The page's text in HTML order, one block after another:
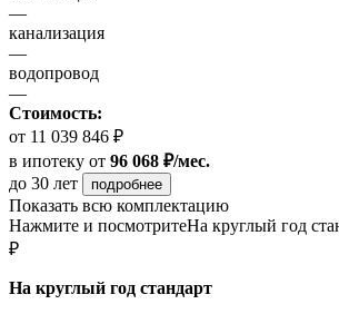
—
канализация
—
водопровод
—
Стоимость:
от 11 039 846 ₽
в ипотеку от 96 068 ₽/мес.
до 30 лет
подробнее
Показать всю комплектацию
Нажмите и посмотритеНа круглый год
₽
На круглый год стандарт